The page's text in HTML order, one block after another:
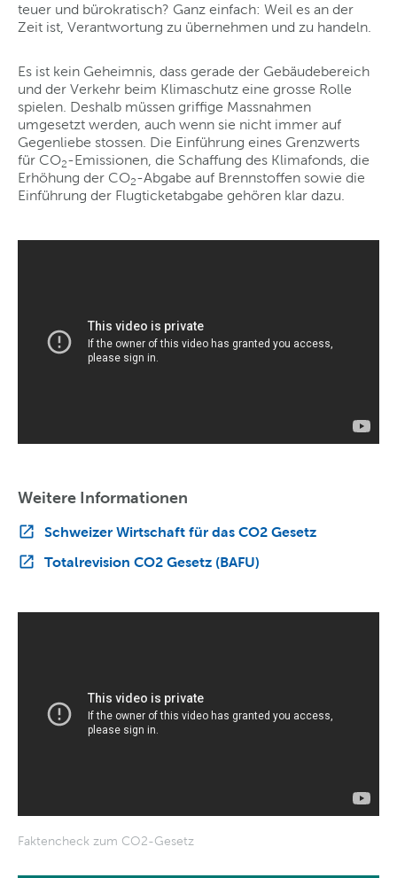
teuer und bürokratisch? Ganz einfach: Weil es an der
Zeit ist, Verantwortung zu übernehmen und zu handeln.
Es ist kein Geheimnis, dass gerade der Gebäudebereich
und der Verkehr beim Klimaschutz eine grosse Rolle
spielen. Deshalb müssen griffige Massnahmen
umgesetzt werden, auch wenn sie nicht immer auf
Gegenliebe stossen. Die Einführung eines Grenzwerts
für CO2-Emissionen, die Schaffung des Klimafonds, die
Erhöhung der CO2-Abgabe auf Brennstoffen sowie die
Einführung der Flugticketabgabe gehören klar dazu.
Weitere Informationen
Schweizer Wirtschaft für das CO2 Gesetz
Totalrevision CO2 Gesetz (BAFU)
Faktencheck zum CO2-Gesetz